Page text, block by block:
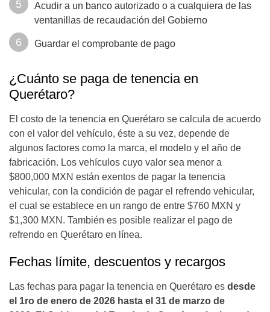
Acudir a un banco autorizado o a cualquiera de las
ventanillas de recaudación del Gobierno
Guardar el comprobante de pago
¿Cuánto se paga de tenencia en
Querétaro?
El costo de la tenencia en Querétaro se calcula de acuerdo
con el valor del vehículo, éste a su vez, depende de
algunos factores como la marca, el modelo y el año de
fabricación. Los vehículos cuyo valor sea menor a
$800,000 MXN están exentos de pagar la tenencia
vehicular, con la condición de pagar el refrendo vehicular,
el cual se establece en un rango de entre $760 MXN y
$1,300 MXN. También es posible realizar el pago de
refrendo en Querétaro en línea.
Fechas límite, descuentos y recargos
Las fechas para pagar la tenencia en Querétaro es desde
el 1ro de enero de 2026 hasta el 31 de marzo de